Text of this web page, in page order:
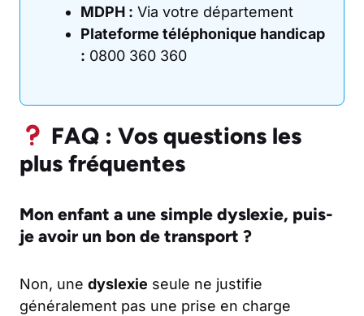
MDPH : Via votre département
Plateforme téléphonique handicap
: 0800 360 360
FAQ : Vos questions les
plus fréquentes
Mon enfant a une simple dyslexie, puis-
je avoir un bon de transport ?
Non, une dyslexie seule ne justifie
généralement pas une prise en charge